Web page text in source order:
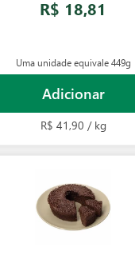
R$ 18,81
Uma unidade equivale449g
Adicionar
R$ 41,90 / kg